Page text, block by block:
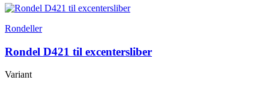
Rondeller
Rondel D421 til excentersliber
Variant